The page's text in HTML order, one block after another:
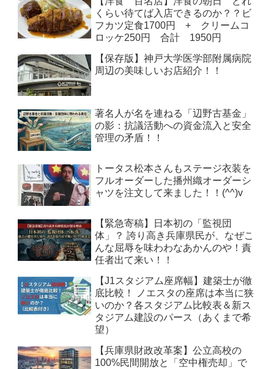
くらい待てば入店できるのか？？ビ
フカツ定食1700円 + クリームコ
ロッケ250円 合計 1950円
【保存版】神戸大学医学部附属病院
周辺の美味しいお店紹介！！
著名人が名を連ねる「辺野古基金」
の影：抗議活動への資金流入と安全
管理の矛盾！！
トータス松本さんもステージ衣装を
フルオーダーした播州織オーダーシ
ャツを注文して来ました！！(^^)v
【緊急寄稿】日本初の「監視団
体」？ 誇り高き兵庫県民が、なぜこ
んな屈辱を味わわなあかんのや！責
任者出て来い！！
【J1スタジアム座席幅】建築士が徹
底比較！ ノエスタの座席は本当に狭
いのか？各スタジアム比較表＆新ス
タジアム建設のパース（あくまで希
望）
【兵庫県財政改革案】公立高校の
100%民間開放と「空中権売却」で